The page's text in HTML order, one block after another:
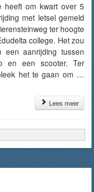
heeft om kwart over 5
met letsel gemeld
ter hoogte
college. Het zou
een aanrijding tussen
en een scooter. Ter
het te gaan om …
Lees meer